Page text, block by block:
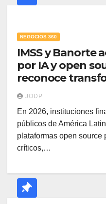
NEGOCIOS 360
IMSS y Banorte
por IA y open
reconoce
JODP
En 2026, instituciones
públicos de América
plataformas open source
críticos,…